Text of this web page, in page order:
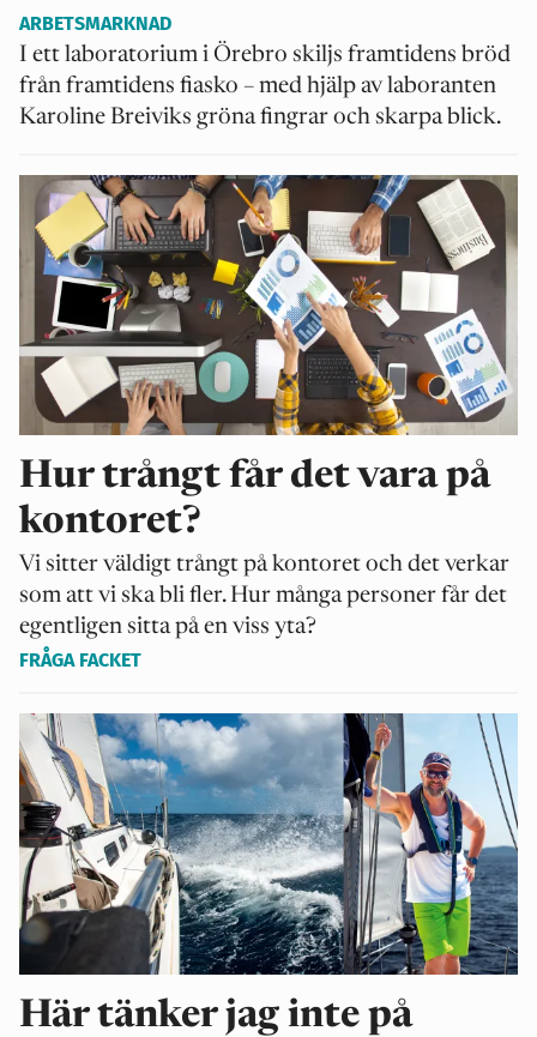
I ett laboratorium i Örebro skiljs framtidens bröd
från framtidens fiasko – med hjälp av laboranten
Karoline Breiviks gröna fingrar och skarpa blick.
ARBETSMARKNAD
Hur trångt får det vara på
kontoret?
Vi sitter väldigt trångt på kontoret och det verkar
som att vi ska bli fler. Hur många personer får det
egentligen sitta på en viss yta?
FRÅGA FACKET
Här tänker jag inte på